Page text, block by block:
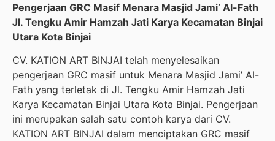
Pengerjaan GRC Masif Menara Masjid Jami’ Al-Fath
Jl. Tengku Amir Hamzah Jati Karya Kecamatan Binjai
Utara Kota Binjai
CV. KATION ART BINJAI telah menyelesaikan
pengerjaan GRC masif untuk Menara Masjid Jami’ Al-
Fath yang terletak di Jl. Tengku Amir Hamzah Jati
Karya Kecamatan Binjai Utara Kota Binjai. Pengerjaan
ini merupakan salah satu contoh karya dari CV.
KATION ART BINJAI dalam menciptakan GRC masif